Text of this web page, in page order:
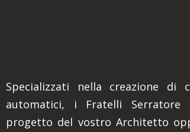
Specializzati nella creazione di
automatici, i Fratelli
progetto del vostro Architetto